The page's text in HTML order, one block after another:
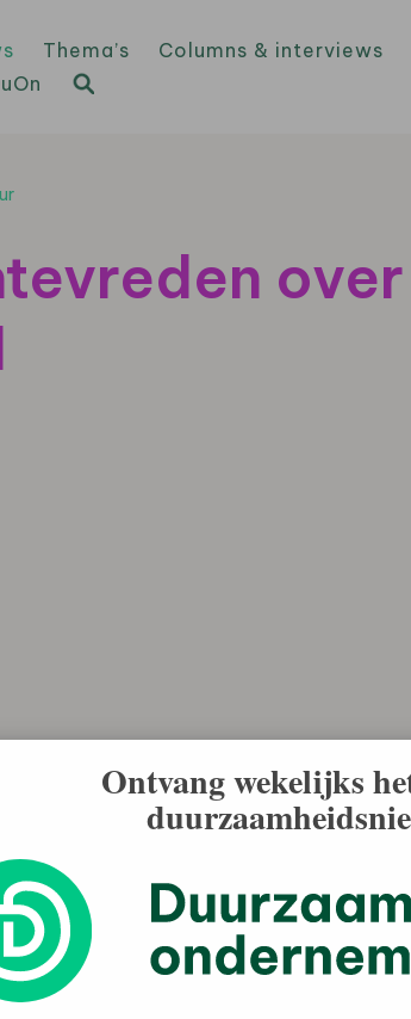
Thema’s Columns & interviews
Ontvang wekelijks